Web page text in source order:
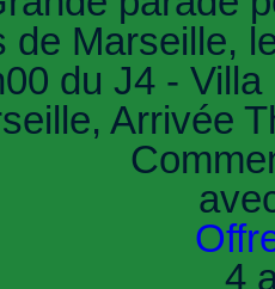
de Marseille,
du J4 -
Arrivée
4